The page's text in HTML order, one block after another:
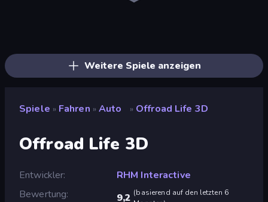
Weitere Spiele anzeigen
Spiele » Fahren » Auto » Offroad Life 3D
Offroad Life 3D
Entwickler
RHM Interactive
Bewertung
9,2 (basierend auf den letzten 6